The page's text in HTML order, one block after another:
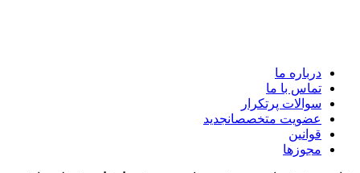
درباره ما
تماس با ما
سوالات پرتکرار
عضویت متخصصانجدید
قوانین
مجوزها